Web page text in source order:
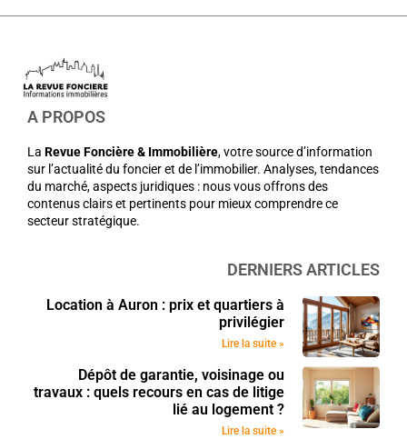
A PROPOS
La Revue Foncière & Immobilière, votre source d’information
sur l’actualité du foncier et de l’immobilier. Analyses, tendances
du marché, aspects juridiques : nous vous offrons des
contenus clairs et pertinents pour mieux comprendre ce
secteur stratégique.
DERNIERS ARTICLES
Location à Auron : prix et quartiers à
privilégier
Lire la suite »
Dépôt de garantie, voisinage ou
travaux : quels recours en cas de litige
lié au logement ?
Lire la suite »